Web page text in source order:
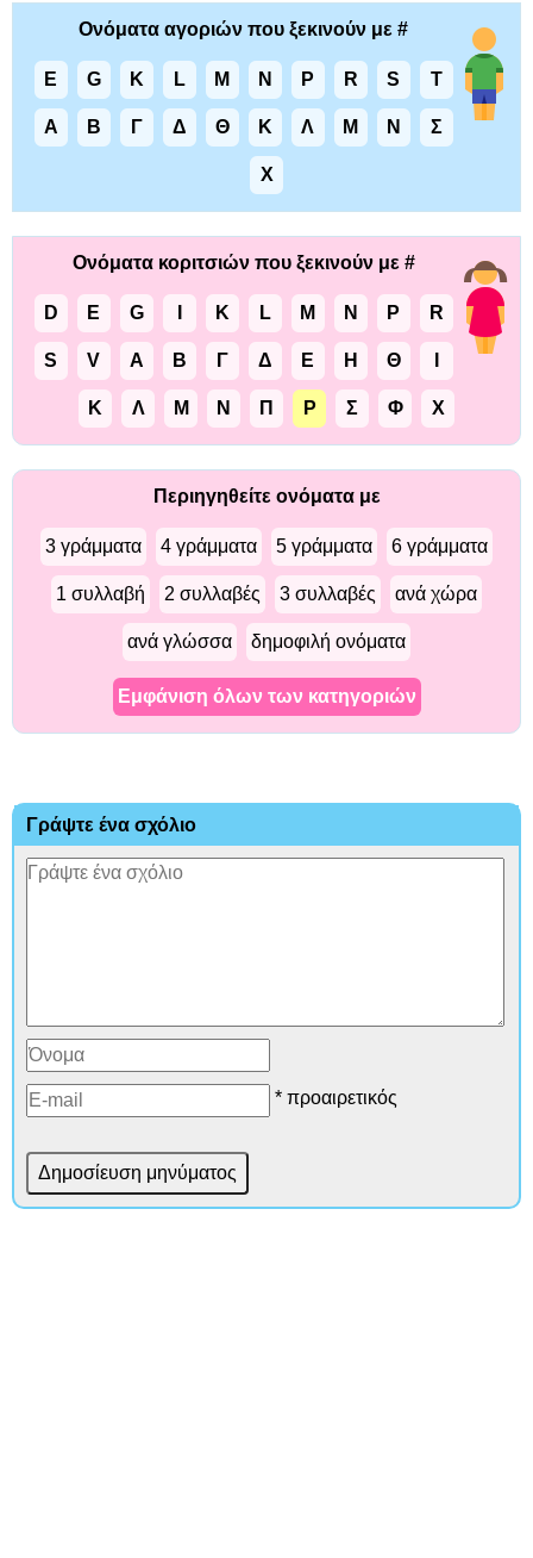
Ονόματα αγοριών που ξεκινούν με #
E G K L M N P R S T
Α Β Γ Δ Θ Κ Λ Μ Ν Σ
Χ
Ονόματα κοριτσιών που ξεκινούν με #
D E G K L M N P R
S V Α Β Γ Δ Ε Η Θ
Κ Λ Μ Ν Π Ρ Σ Φ Χ
Περιηγηθείτε ονόματα με
3 γράμματα 4 γράμματα 5 γράμματα 6 γράμματα
1 συλλαβή 2 συλλαβές 3 συλλαβές ανά χώρα
ανά γλώσσα δημοφιλή ονόματα
Εμφάνιση όλων των κατηγοριών
Γράψτε ένα σχόλιο
* προαιρετικός